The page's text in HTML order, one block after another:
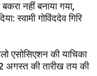
नहीं बनाया गया,
स्वामी गोविंददेव गिरि
एसोसिएशन की याचिका
अगस्त की तारीख तय की